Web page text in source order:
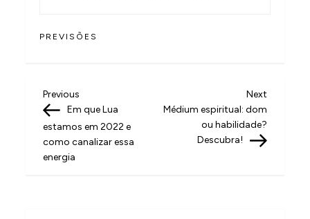
PREVISÕES
N
a
v
e
Previous
Post
Previous
Em que Lua
estamos em 2022 e
como canalizar essa
energia
Next
Post
Next
Médium espiritual: dom
ou habilidade?
Descubra!